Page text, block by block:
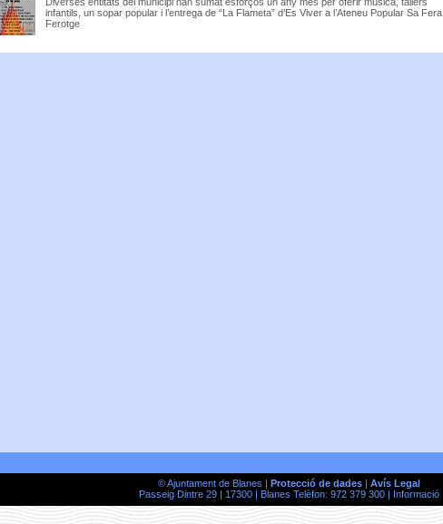
infantils, un sopar popular i l’entrega de “La Flameta” d’Es Viver a l’Ateneu Popular Sa Fera
Ferotge
© Ajuntament de Blanes | Protecció de dades| Avís Legal
Passeig Dintre 29 | 17300 | Blanes Telèfon: 972 379 300 |
Informació